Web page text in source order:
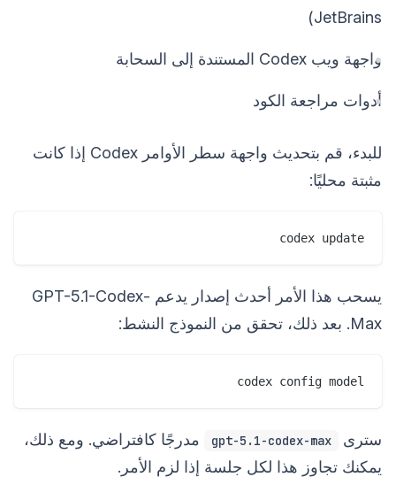
JetBrains)
واجهة ويب Codex المستندة إلى السحابة
أدوات مراجعة الكود
للبدء، قم بتحديث واجهة سطر الأوامر Codex إذا كانت
مثبتة محليًا:
codex update
يسحب هذا الأمر أحدث إصدار يدعم GPT-5.1-Codex-
Max. بعد ذلك، تحقق من النموذج النشط:
codex config model
سترى gpt-5.1-codex-max
مدرجًا كافتراضي. ومع ذلك،
يمكنك تجاوز هذا لكل جلسة إذا لزم الأمر.